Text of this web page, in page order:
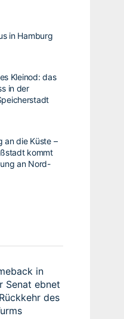
in Hamburg
Kleinod: das
in der
an die Küste –
kommt
an Nord-
in
Senat ebnet
des